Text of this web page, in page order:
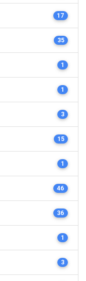
17
35
1
1
3
15
1
46
36
1
3